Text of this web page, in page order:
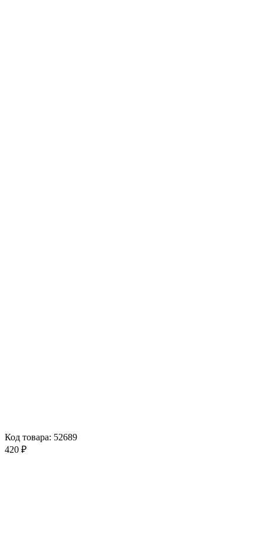
Код товара: 52689
420 ₽